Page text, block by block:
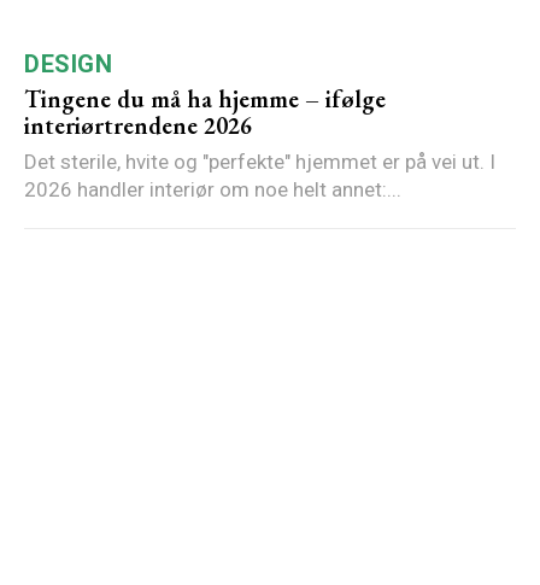
DESIGN
Tingene du må ha hjemme – ifølge
interiørtrendene 2026
Det sterile, hvite og "perfekte" hjemmet er på vei ut. I
2026 handler interiør om noe helt annet:...